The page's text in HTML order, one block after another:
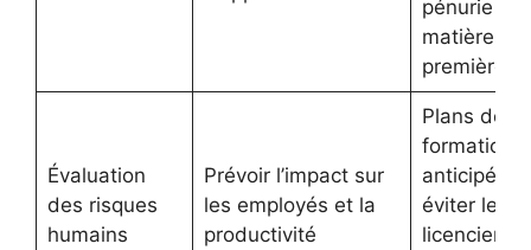
pénurie de
matières
premières.
Évaluation
des risques
humains
Prévoir l’impact sur
les employés et la
productivité
Plans de
formation
anticipés
éviter les